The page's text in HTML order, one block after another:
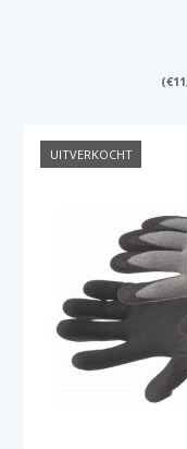
(€
UITVERKOCHT